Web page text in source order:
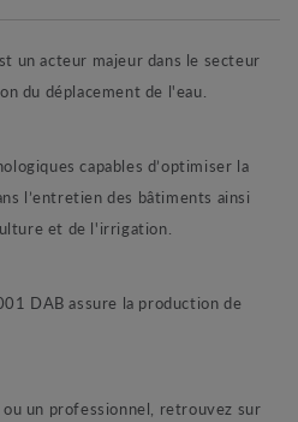
un acteur majeur dans le secteur
du déplacement de l'eau.
capables d’optimiser la
l’entretien des bâtiments ainsi
et de l'irrigation.
DAB assure la production de
un professionnel, retrouvez sur